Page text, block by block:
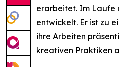
erarbeitet. Im Laufe
entwickelt. Er ist zu
ihre Arbeiten
kreativen Praktiken